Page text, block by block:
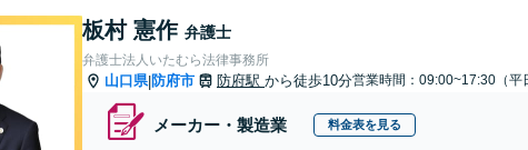
板村 憲作 弁護士
弁護士法人いたむら法律事務所
山口県|防府市 防府駅 から徒歩10分営業時間：09:00~17:30（平
メーカー・製造業 料金表を見る